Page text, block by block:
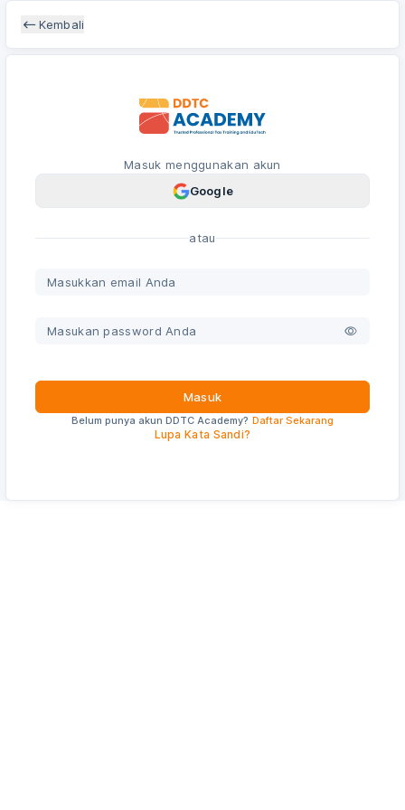
Kembali
Masuk menggunakan akun
Google
atau
Masuk
Belum punya akun DDTC Academy? Daftar Sekarang
Lupa Kata Sandi?